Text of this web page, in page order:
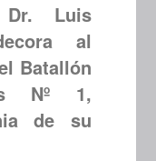
Luis
al
Batallón
Nº 1,
de su